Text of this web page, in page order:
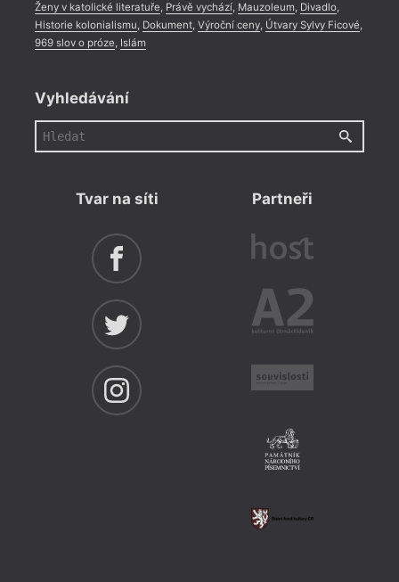
Ženy v katolické literatuře, Právě vychází, Mauzoleum, Divadlo,
Historie kolonialismu, Dokument, Výroční ceny, Útvary Sylvy Ficové,
969 slov o próze, Islám
Vyhledávání
Tvar na síti Partneři